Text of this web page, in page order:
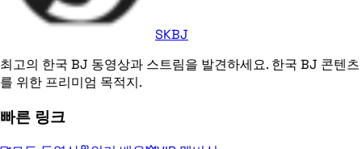
SKBJ
최고의 한국 BJ 동영상과 스트림을 발견하세요. 한국 BJ 콘텐츠
를 위한 프리미엄 목적지.
빠른 링크